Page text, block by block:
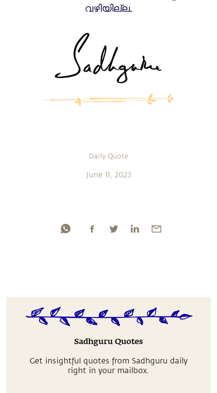
വഴിയില്ല.
Daily Quote
June 11, 2023
Sadhguru Quotes
Get insightful quotes from Sadhguru daily
right in your mailbox.